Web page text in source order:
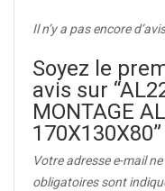
Il n’y a pas encore
Soyez le
avis sur
MONTAGE
170X130X80”
Votre adresse e-mail
obligatoires sont